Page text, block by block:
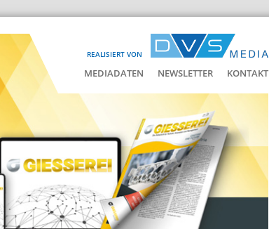
REALISIERT VON
MEDIADATEN NEWSLETTER KONTAKT